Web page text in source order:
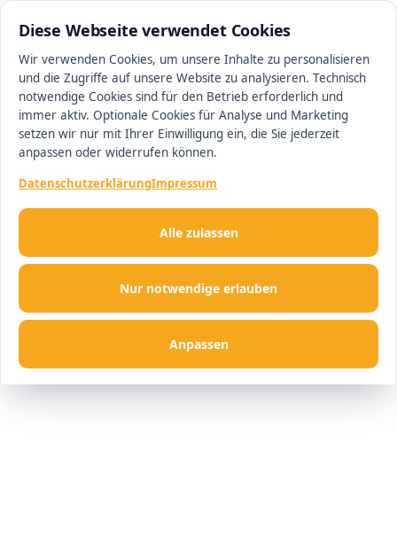
Diese Webseite verwendet Cookies
Wir verwenden Cookies, um unsere Inhalte zu personalisieren
und die Zugriffe auf unsere Website zu analysieren. Technisch
notwendige Cookies sind für den Betrieb erforderlich und
immer aktiv. Optionale Cookies für Analyse und Marketing
setzen wir nur mit Ihrer Einwilligung ein, die Sie jederzeit
anpassen oder widerrufen können.
DatenschutzerklärungImpressum
Nur notwendige erlauben
Anpassen
Alle zulassen